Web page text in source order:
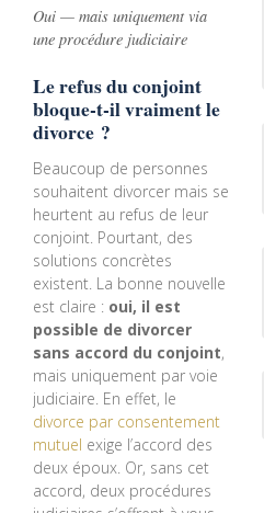
Oui — mais uniquement via
une procédure judiciaire
Le refus du conjoint
bloque-t-il vraiment le
divorce ?
Beaucoup de personnes
souhaitent divorcer mais se
heurtent au refus de leur
conjoint. Pourtant, des
solutions concrètes
existent. La bonne nouvelle
est claire : oui, il est
possible de divorcer
sans accord du conjoint,
mais uniquement par voie
judiciaire. En effet, le
divorce par consentement
mutuel exige l’accord des
deux époux. Or, sans cet
accord, deux procédures